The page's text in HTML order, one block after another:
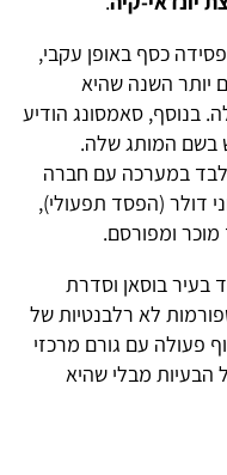
כסף באופן עקבי,
יותר השנה שהיא
19 האחוזים שלה. בנוסף, סאמסונג הודיע
בשם המותג שלה.
לבד במערכה עם חברה
הפסידה כ-70 מיליוני דולר (הפסד תפעולי),
ומפורסם.
בעיר בוסאן וסדרת
לא רלבנטיות של
פעולה עם גורם מרכזי
הבעיות מבלי שהיא